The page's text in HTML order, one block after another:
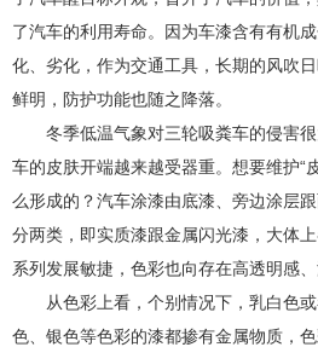
了汽车的利用寿命。因为车漆含有有机
化、劣化，作为交通工具，长期的风吹
鲜明，防护功能也随之降落。
冬季低温气象对三轮吸粪车的侵害
车的皮肤开端越来越受器重。想要维护“
么形成的？汽车涂漆由底漆、旁边涂层
分两类，即实质漆跟金属闪光漆，大体
系列发展敏捷，色彩也向存在高透明感
从色彩上看，个别情况下，乳白色
色、银色等色彩的漆都掺有金属物质，